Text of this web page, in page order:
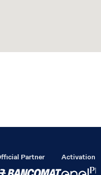
Partner Activation